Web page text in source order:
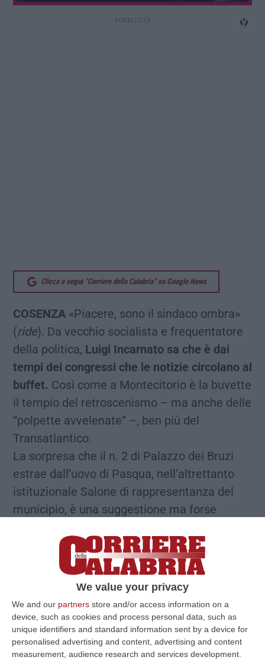
We value your privacy
We and our partners store and/or access information on a
device, such as cookies and process personal data, such as
unique identifiers and standard information sent by a device for
personalised advertising and content, advertising and content
measurement, audience research and services development.
Clicca e segui “Corriere della Calabria” su Google News
COSENZA «Piacere, sono il sindaco ombra»
(ride). Da vecchio socialista e frequentatore
della politica, Luigi Incarnato sa che è dai
tempi dei congressi che le notizie circolano al
buffet. Così come a Montecitorio è la buvette
il tempio del retroscenismo – ma anche delle
“polpette avvelenate” –, ben più del
Transatlantico.
La sorpresa che il n. 2 di Palazzo dei Bruzi
estrae dall’uovo di Pasqua, nell’altrettanto
istituzionale Salone di rappresentanza del
municipio, è una suggestione ma forse
disdegnerebbe una candidatura a presidente
della Regione. Ma come, sarebbe il quarto
cosentino consecutivo sul piano più alto della
Cittadella di Germaneto di Catanzaro?
«Siamo la provincia più grande, e poi le altre
non esprimono niente di che…» ribatte.
Neanche Reggio Calabria? «I reggini, si sa, si